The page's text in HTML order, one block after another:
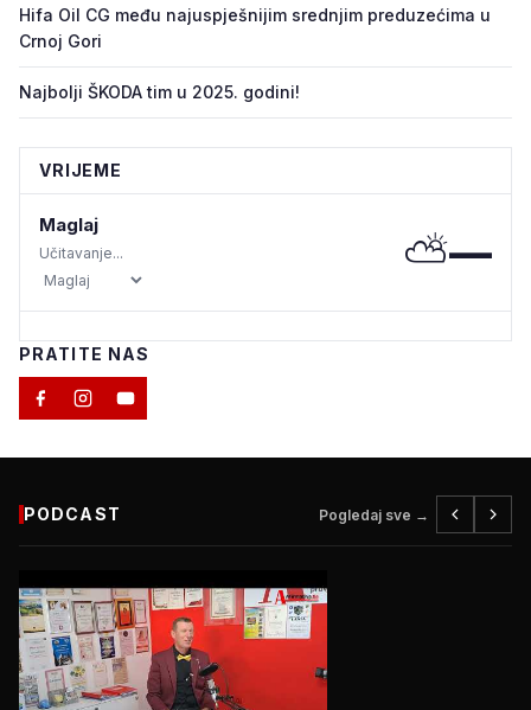
Hifa Oil CG među najuspješnijim srednjim preduzećima u
Crnoj Gori
Najbolji ŠKODA tim u 2025. godini!
VRIJEME
Maglaj
Učitavanje... ⛅—
PRATITE NAS
PODCAST Pogledaj sve →